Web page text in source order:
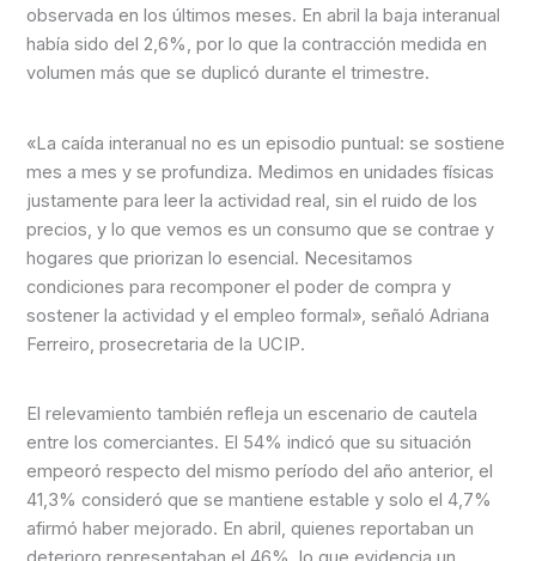
observada en los últimos meses. En abril la baja interanual
había sido del 2,6%, por lo que la contracción medida en
volumen más que se duplicó durante el trimestre.
«La caída interanual no es un episodio puntual: se sostiene
mes a mes y se profundiza. Medimos en unidades físicas
justamente para leer la actividad real, sin el ruido de los
precios, y lo que vemos es un consumo que se contrae y
hogares que priorizan lo esencial. Necesitamos
condiciones para recomponer el poder de compra y
sostener la actividad y el empleo formal», señaló Adriana
Ferreiro, prosecretaria de la UCIP.
El relevamiento también refleja un escenario de cautela
entre los comerciantes. El 54% indicó que su situación
empeoró respecto del mismo período del año anterior, el
41,3% consideró que se mantiene estable y solo el 4,7%
afirmó haber mejorado. En abril, quienes reportaban un